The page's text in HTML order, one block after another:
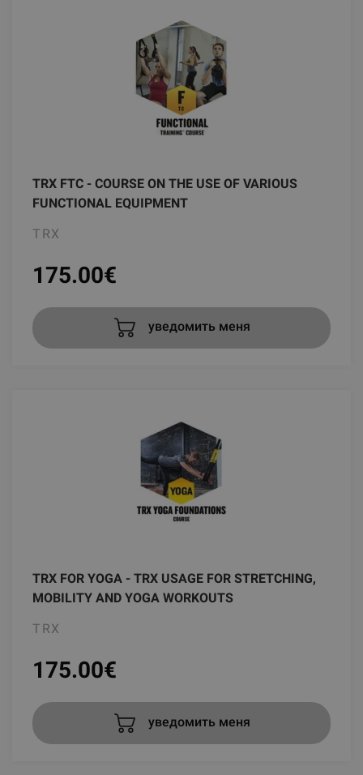
TRX FTC - COURSE ON THE USE OF VARIOUS
FUNCTIONAL EQUIPMENT
TRX
175.00€
уведомить меня
TRX FOR YOGA - TRX USAGE FOR STRETCHING,
MOBILITY AND YOGA WORKOUTS
TRX
175.00€
уведомить меня